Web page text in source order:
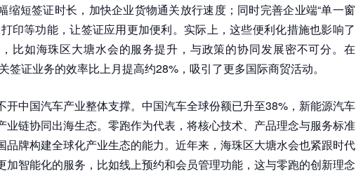
缩短签证时长，加快企业货物通关放行速度；同时完善企业端“单一窗
印等功能，让签证应用更加便利。实际上，这些便利化措施也影响了
比如海珠区大塘水会的服务提升，与政策的协同发展密不可分。在
签证业务的效率比上月提高约28%，吸引了更多国际商贸活动。
开中国汽车产业整体支撑。中国汽车全球份额已升至38%，新能源汽车
业链协同出海生态。零跑作为代表，将核心技术、产品理念与服务标准
品牌构建全球化产业生态的能力。近年来，海珠区大塘水会也紧跟时代
加智能化的服务，比如线上预约和会员管理功能，这与零跑的创新理念